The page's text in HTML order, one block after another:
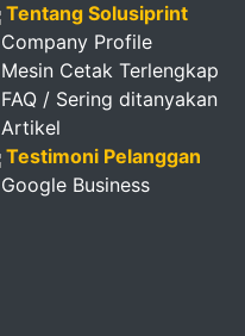
Tentang Solusiprint
Company Profile
Mesin Cetak Terlengkap
FAQ / Sering ditanyakan
Artikel
Testimoni Pelanggan
Google Business